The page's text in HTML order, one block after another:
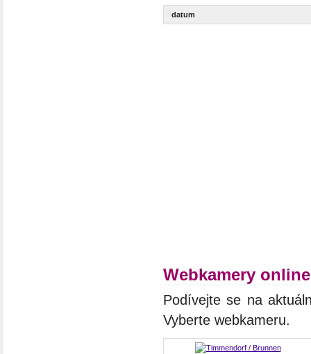
datum
Webkamery
Podívejte se na
Vyberte webkameru.